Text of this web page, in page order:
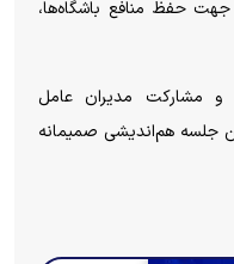
حفظ منافع باشگاه‌ها،
و مشارکت مدیران عامل
جلسه هم‌اندیشی صمیمانه